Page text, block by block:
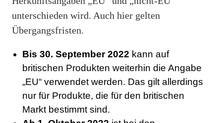
unterschieden wird. Auch hier gelten
Übergangsfristen.
Bis 30. September 2022 kann auf
britischen Produkten weiterhin die Angabe
„EU“ verwendet werden. Das gilt allerdings
nur für Produkte, die für den britischen
Markt bestimmt sind.